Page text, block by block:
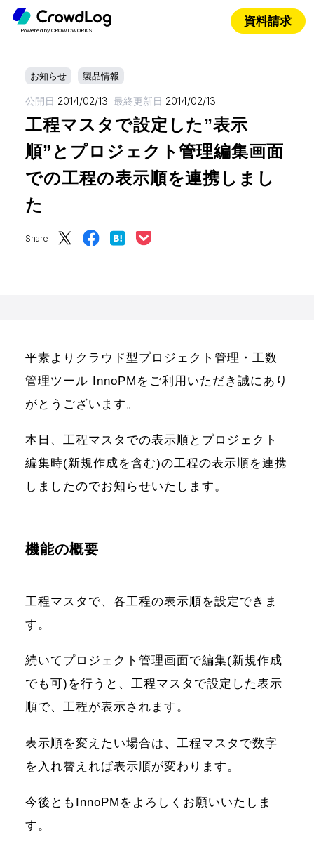
Powered by CROWDWORKS
資料請求
お知らせ 製品情報
公開日 2014/02/13 最終更新日 2014/02/13
工程マスタで設定した”表示
順”とプロジェクト管理編集画面
での工程の表示順を連携しまし
た
Share
平素よりクラウド型プロジェクト管理・工数
管理ツール InnoPMをご利用いただき誠にあり
がとうございます。
本日、工程マスタでの表示順とプロジェクト
編集時(新規作成を含む)の工程の表示順を連携
しましたのでお知らせいたします。
機能の概要
工程マスタで、各工程の表示順を設定できま
す。
続いてプロジェクト管理画面で編集(新規作成
でも可)を行うと、工程マスタで設定した表示
順で、工程が表示されます。
表示順を変えたい場合は、工程マスタで数字
を入れ替えれば表示順が変わります。
今後ともInnoPMをよろしくお願いいたしま
す。